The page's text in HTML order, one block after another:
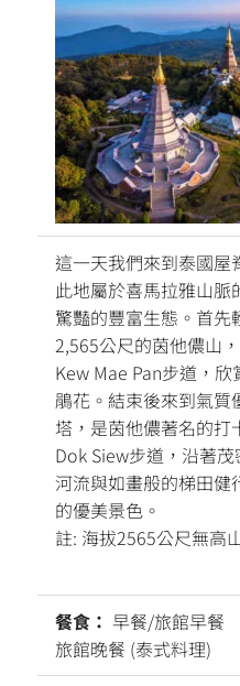
這一天我們來到泰國屋
此地屬於喜馬拉雅山脈
驚豔的豐富生態。首先
2,565公尺的茵他儂山
Kew Mae Pan步道，
鵑花。結束後來到氣質
塔，是茵他儂著名的打
Dok Siew步道，沿著
河流與如畫般的梯田健
的優美景色。
註: 海拔2565公尺無高
餐食： 早餐/旅館早餐
旅館晚餐 (泰式料理)